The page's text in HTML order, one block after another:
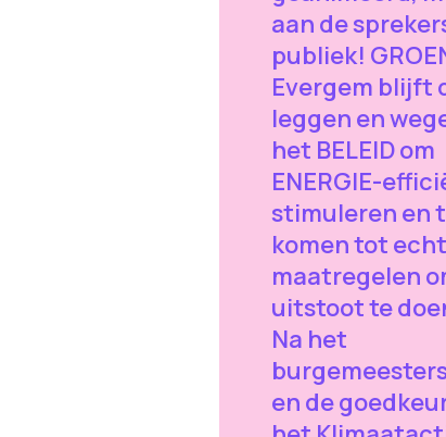
aan de
publiek!
Evergem blijft
leggen en
het BELEID om
ENERGIE-
stimuleren en
komen tot
maatregelen
uitstoot te
Na het
en de